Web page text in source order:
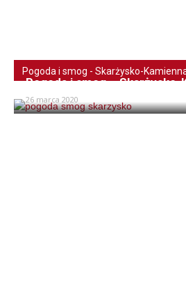
Pogoda i smog - Skarżysko-
Pogoda i smog – Skarżysko-
26 marca 2020